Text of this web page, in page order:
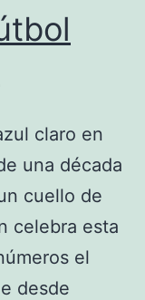
claro en
una década
cuello de
celebra esta
el
desde